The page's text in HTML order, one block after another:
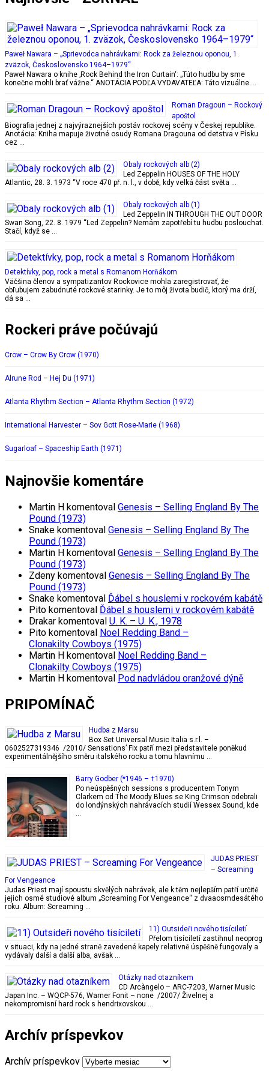
Paweł Nawara – „Sprievodca nahrávkami: Rock za železnou oponou, 1.
zväzok, Československo 1964–1979“
Paweł Nawara o knihe ‚Rock Behind the Iron Curtain‘: „Túto hudbu by sme
konečne mohli brať vážne.“ ANOTÁCIA PODĽA VYDAVATEĽA: Táto vizuálne …
Roman Dragoun – Rockový
apoštol
Biografia jednej z najvýraznejších postáv rockovej scény v Českej republike.
Anotácia: Kniha mapuje životné osudy Romana Dragouna od detstva v Písku
cez …
Obaly rockových alb (2)
Led Zeppelin HOUSES OF THE HOLY
Atlantic, 28. 3. 1973 “V roce 470 př. n. l., v době, kdy velká část světa …
Obaly rockových alb (1)
Led Zeppelin IN THROUGH THE OUT DOOR
Swan Song, 22. 8. 1979 “Led Zeppelin? Nemám zapotřebí tu hudbu poslouchat.
Stačí, když se …
Detektívky, pop, rock a metal s Romanom Horňákom
Väčšina členov a sympatizantov Rockovice mohla zaregistrovať, že
obľubujem zabudnuté rockové starinky. Je to môj života budič, ktorý ma drží,
dá sa …
Rockeri práve počúvajú
Crow – Crow By Crow (1970)
Alrune Rod – Hej Du (1971)
Atlanta Rhythm Section – Atlanta Rhythm Section (1972)
International Harvester – Sov Gott Rose-Marie (1968)
Sugarloaf – Spaceship Earth (1971)
Najnovšie komentáre
Martin H komentoval Genesis – Selling England By The
Pound (1973)
Snake komentoval Genesis – Selling England By The
Pound (1973)
Martin H komentoval Genesis – Selling England By The
Pound (1973)
Zdeny komentoval Genesis – Selling England By The
Pound (1973)
Snake komentoval Ďábel s houslemi v rockovém kabátě
Pito komentoval Ďábel s houslemi v rockovém kabátě
Drakar komentoval U. K. – U. K., 1978
Pito komentoval Noel Redding Band –
Clonakilty Cowboys (1975)
Martin H komentoval Noel Redding Band –
Clonakilty Cowboys (1975)
Martin H komentoval Pod nadvládou oranžové dýně
PRIPOMÍNAČ
Hudba z Marsu
Box Set Universal Music Italia s.r.l. –
0602527319346 /2010/ Sensations’ Fix patří mezi představitele poněkud
experimentálnějšího směru italského rocku a tomu hlavnímu …
Barry Godber (*1946 – †1970)
Po neúspěšných sessions s producentem Tonym
Clarkem od The Moody Blues se King Crimson odebrali
do londýnských nahrávacích studií Wessex Sound, kde
…
JUDAS PRIEST
– Screaming
For Vengeance
Judas Priest mají spoustu skvělých nahrávek, ale k těm nejlepším patří určitě
jejich osmé studiové album „Screaming For Vengeance“ z dvaaosmdesátého
roku. Album: Screaming …
11) Outsideři nového tisíciletí
Přelom tisíciletí zastihnul neoprog
v situaci, kdy na jedné straně zavedené kapely relativně úspěšně fungovaly a
vydávaly další a další alba, avšak …
Otázky nad otazníkem
CD Arcàngelo – ARC-7203, Warner Music
Japan Inc. – WQCP-576, Warner Fonit – none /2007/ Živelnej a
nekompromisní hard rock s hendrixovskou …
Archív príspevkov
Archív príspevkov